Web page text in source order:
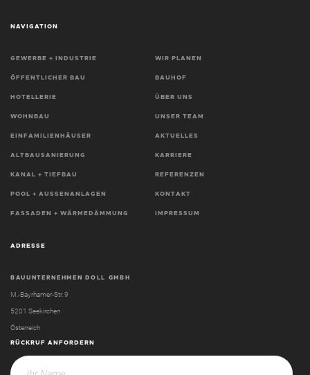
NAVIGATION
GEWERBE + INDUSTRIE
ÖFFENTLICHER BAU
HOTELLERIE
WOHNBAU
EINFAMILIENHÄUSER
ALTBAUSANIERUNG
KANAL + TIEFBAU
POOL + AUSSENANLAGEN
FASSADEN + WÄRMEDÄMMUNG
WIR PLANEN
BAUHOF
ÜBER UNS
UNSER TEAM
AKTUELLES
KARRIERE
REFERENZEN
KONTAKT
IMPRESSUM
ADRESSE
BAUUNTERNEHMEN DOLL GMBH
M.-Bayrhamer-Str. 9
5201 Seekirchen
Österreich
RÜCKRUF ANFORDERN